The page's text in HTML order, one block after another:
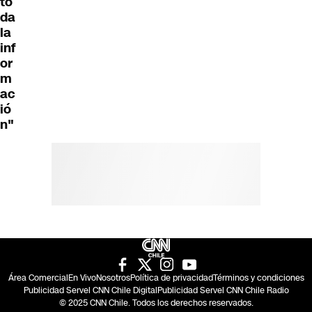
da
la
inf
or
m
ac
ió
n"
Área ComercialEn VivoNosotrosPolítica de privacidadTérminos y condiciones
Publicidad Servel CNN Chile DigitalPublicidad Servel CNN Chile Radio
© 2025 CNN Chile. Todos los derechos reservados.